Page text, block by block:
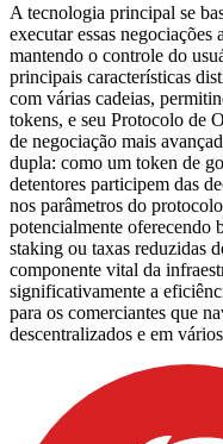
A tecnologia principal se
executar essas
mantendo o controle do
principais características
com várias cadeias,
tokens, e seu Protocolo de
de negociação mais
dupla: como um token de
detentores participem das
nos parâmetros do
potencialmente oferecendo
staking ou taxas reduzidas
componente vital da
significativamente a
para os comerciantes que
descentralizados e em